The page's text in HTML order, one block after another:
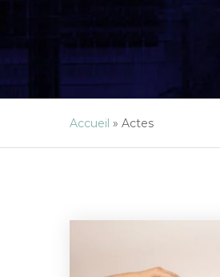
Accueil » Actes